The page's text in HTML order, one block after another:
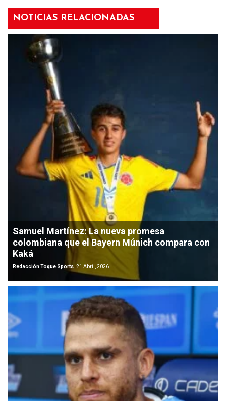
NOTICIAS RELACIONADAS
Samuel Martínez: La nueva promesa
colombiana que el Bayern Múnich compara con
Kaká
Redacción Toque Sports 21 Abril, 2026